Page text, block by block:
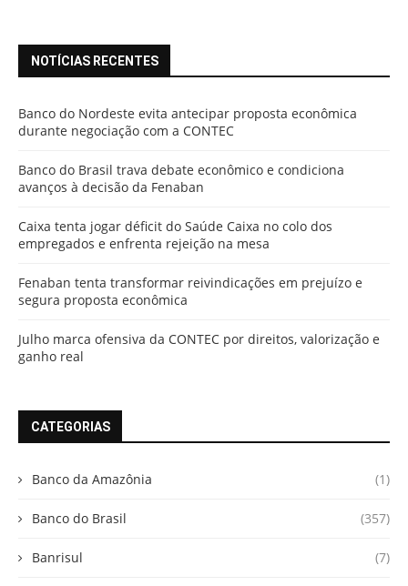
NOTÍCIAS RECENTES
Banco do Nordeste evita antecipar proposta econômica
durante negociação com a CONTEC
Banco do Brasil trava debate econômico e condiciona
avanços à decisão da Fenaban
Caixa tenta jogar déficit do Saúde Caixa no colo dos
empregados e enfrenta rejeição na mesa
Fenaban tenta transformar reivindicações em prejuízo e
segura proposta econômica
Julho marca ofensiva da CONTEC por direitos, valorização e
ganho real
CATEGORIAS
Banco da Amazônia (1)
Banco do Brasil (357)
Banrisul (7)